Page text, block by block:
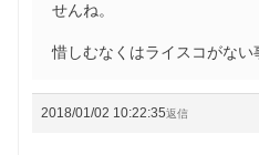
せんね。
惜しむなくはライスコがな
2018/01/02 10:22:35返信